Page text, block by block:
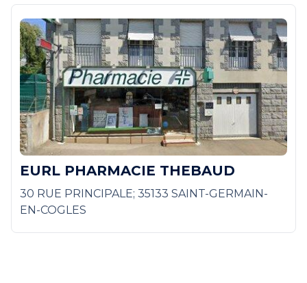
EURL PHARMACIE THEBAUD
30 RUE PRINCIPALE; 35133 SAINT-GERMAIN-
EN-COGLES